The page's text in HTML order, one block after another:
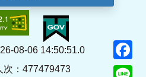
08-06 14:50:51.0
次：477479473